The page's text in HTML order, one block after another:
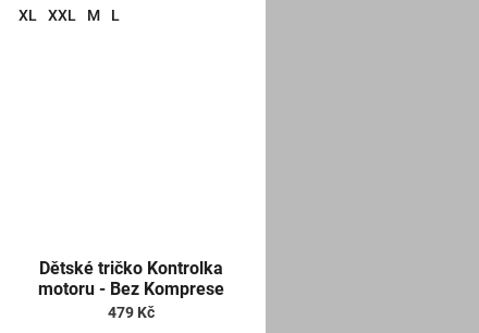
XL XXL M L
Dětské tričko Kontrolka
motoru - Bez Komprese
479 Kč